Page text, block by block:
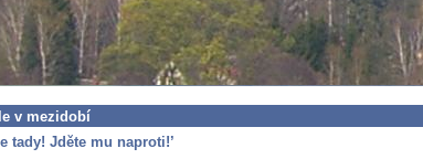
v mezidobí
tady! Jděte mu naproti!’